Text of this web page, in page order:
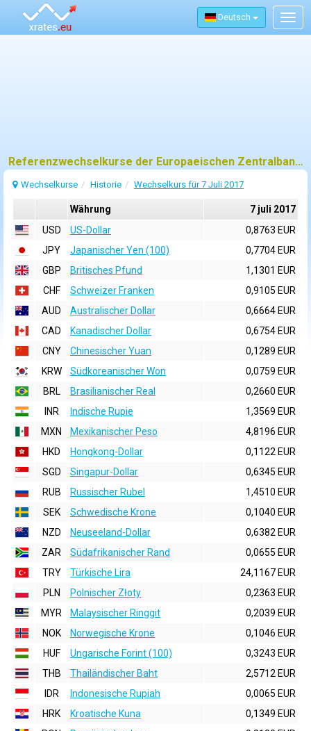
Deutsch
Referenzwechselkurse der Europaeischen Zentralbank (EZB) fuer 7 juli 2017
Wechselkurse Historie Wechselkurs für 7 Juli 2017
Währung
7 juli 2017
USD
US-Dollar
0,8763 EUR
JPY
Japanischer Yen (100)
0,7704 EUR
GBP
Britisches Pfund
1,1301 EUR
CHF
Schweizer Franken
0,9105 EUR
AUD
Australischer Dollar
0,6664 EUR
CAD
Kanadischer Dollar
0,6754 EUR
CNY
Chinesischer Yuan
0,1289 EUR
KRW
Südkoreanischer Won
0,0759 EUR
BRL
Brasilianischer Real
0,2660 EUR
INR
Indische Rupie
1,3569 EUR
MXN
Mexikanischer Peso
4,8196 EUR
HKD
Hongkong-Dollar
0,1122 EUR
SGD
Singapur-Dollar
0,6345 EUR
RUB
Russischer Rubel
1,4510 EUR
SEK
Schwedische Krone
0,1040 EUR
NZD
Neuseeland-Dollar
0,6382 EUR
ZAR
Südafrikanischer Rand
0,0655 EUR
TRY
Türkische Lira
24,1167 EUR
PLN
Polnischer Złoty
0,2363 EUR
MYR
Malaysischer Ringgit
0,2039 EUR
NOK
Norwegische Krone
0,1046 EUR
HUF
Ungarische Forint (100)
0,3243 EUR
THB
Thailändischer Baht
2,5712 EUR
IDR
Indonesische Rupiah
0,0065 EUR
HRK
Kroatische Kuna
0,1349 EUR